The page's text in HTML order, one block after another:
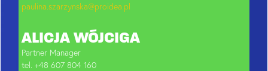
paulina.szarzynska@proidea.pl
ALICJA WÓJCIGA
Partner Manager
tel. +48 607 804 160